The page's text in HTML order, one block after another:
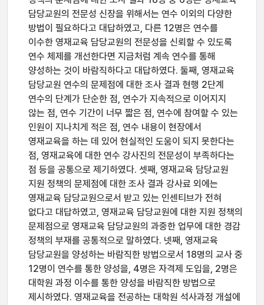
담당교원의 전문성 신장을 위해서는 연수 이외의 다양한
방법이 필요하다고 대답하였고, 다른 12명은 연수를
이수한 영재교육 담당교원의 전문성을 신뢰할 수 있도록
연수 체제를 개선한다면 지금처럼 계속 연수를 통해
양성하는 것이 바람직하다고 대답하였다. 둘째, 영재교육
담당교원 연수의 문제점에 대한 조사 결과 현행 2단계
연수의 단계가 단순한 점, 연수가 지속적으로 이어지지
않는 점, 연수 기간이 너무 짧은 점, 연수에 참여할 수 있는
인원이 지나치게 적은 점, 연수 내용이 현장에서
영재교육을 하는 데 있어 현실적인 도움이 되지 못한다는
점, 영재교육에 대한 연수 강사진의 전문성이 부족하다는
점 등을 공통으로 제기하였다. 셋째, 영재교육 담당교원
지원 정책의 문제점에 대한 조사 결과 강사료 외에는
영재교육 담당교원으로서 받고 있는 인센티브가 전혀
없다고 대답하였고, 영재교육 담당교원에 대한 지원 정책의
문제점으로 영재교육 담당교원의 과중한 업무에 대한 경감
정책의 부재를 공통적으로 말하였다. 넷째, 영재교육
담당교원을 양성하는 바람직한 방법으로서 18명의 교사 중
12명이 연수를 통한 양성을, 4명은 자격제 도입을, 2명은
대학원 과정 이수를 통한 양성을 바람직한 방법으로
제시하였다. 영재교육을 전공하는 대학원 석사과정 개설에